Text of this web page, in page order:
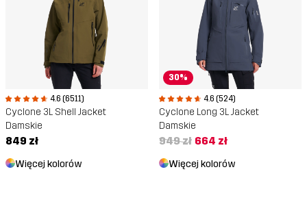
4.6 (6511)
Cyclone 3L Shell Jacket
Damskie
849 zł
Więcej kolorów
30%
4.6 (524)
Cyclone Long 3L Jacket
Damskie
949 zł 664 zł
Więcej kolorów